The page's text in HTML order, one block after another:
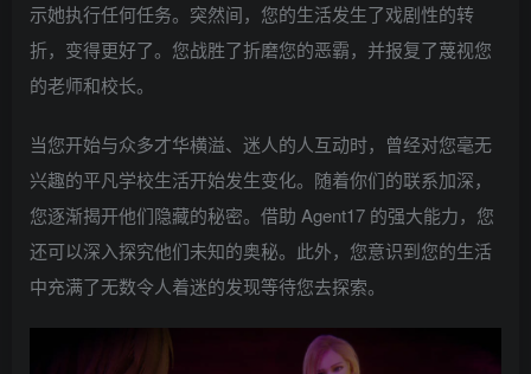
示她执行任何任务。突然间，您的生活发生了戏剧性的转
折，变得更好了。您战胜了折磨您的恶霸，并报复了蔑视您
的老师和校长。
当您开始与众多才华横溢、迷人的人互动时，曾经对您毫无
兴趣的平凡学校生活开始发生变化。随着你们的联系加深，
您逐渐揭开他们隐藏的秘密。借助 Agent17 的强大能力，您
还可以深入探究他们未知的奥秘。此外，您意识到您的生活
中充满了无数令人着迷的发现等待您去探索。